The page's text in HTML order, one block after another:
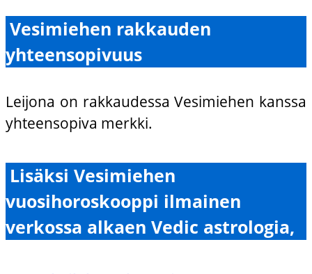
Vesimiehen rakkauden
yhteensopivuus
Leijona on rakkaudessa Vesimiehen kanssa
yhteensopiva merkki.
Lisäksi Vesimiehen
vuosihoroskooppi ilmainen
verkossa alkaen Vedic astrologia,